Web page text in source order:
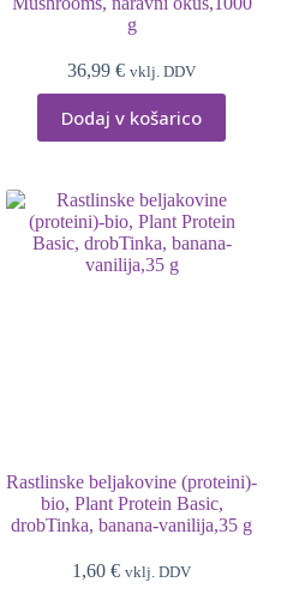
g
36,99€ vklj. DDV
Dodaj v košarico
Rastlinske beljakovine (proteini)-
bio, Plant Protein Basic,
drobTinka, banana-vanilija,35 g
1,60€ vklj. DDV